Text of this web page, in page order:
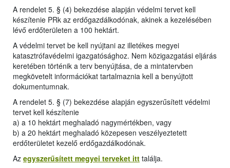
A rendelet 5. § (4) bekezdése alapján védelmi tervet kell
készítenie PRk az erdőgazdálkodónak, akinek a kezelésében
lévő erdőterületen a 100 hektárt.
A védelmi tervet be kell nyújtani az illetékes megyei
katasztrófavédelmi igazgatósághoz. Nem közigazgatási eljárás
keretében történik a terv benyújtása, de a mintatervben
megkövetelt információkat tartalmaznia kell a benyújtott
dokumentumnak.
A rendelet 5. § (7) bekezdése alapján egyszerűsített védelmi
tervet kell készítenie
a) a 10 hektárt meghaladó nagymértékben, vagy
b) a 20 hektárt meghaladó közepesen veszélyeztetett
erdőterületet kezelő erdőgazdálkodónak.
Az egyszerűsített megyei terveket itt találja.